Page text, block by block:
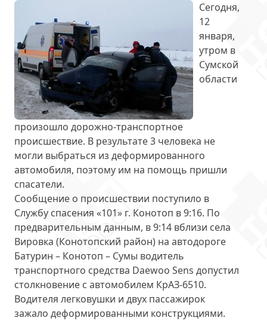
Сегодня,
12
января,
утром в
Сумской
области
произошло дорожно-транспортное
происшествие. В результате 3 человека не
могли выбраться из деформированного
автомобиля, поэтому им на помощь пришли
спасатели.
Сообщение о происшествии поступило в
Службу спасения «101» г. Конотоп в 9:16. По
предварительным данным, в 9:14 вблизи села
Вировка (Конотопский район) на автодороге
Батурин – Конотоп – Сумы водитель
транспортного средства Daewoo Sens допустил
столкновение с автомобилем КрАЗ-6510.
Водителя легковушки и двух пассажирок
зажало деформированными конструкциями.